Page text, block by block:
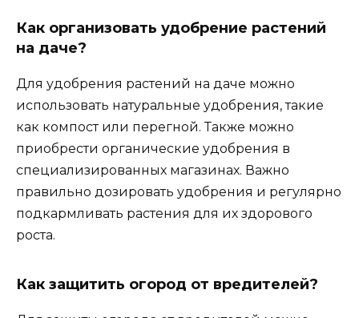
Как организовать удобрение растений
на даче?
Для удобрения растений на даче можно
использовать натуральные удобрения, такие
как компост или перегной. Также можно
приобрести органические удобрения в
специализированных магазинах. Важно
правильно дозировать удобрения и регулярно
подкармливать растения для их здорового
роста.
Как защитить огород от вредителей?